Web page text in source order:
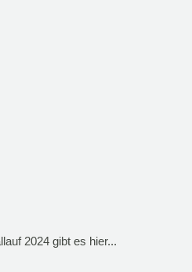
2024 gibt es hier...